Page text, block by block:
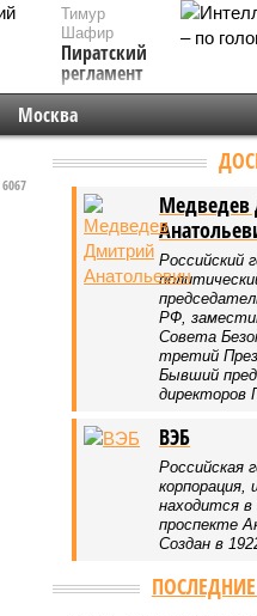
Тимур
Шафир
Пиратский
регламент
Москва
6067
Российский
РФ,
Совета
третий
Бывший
директоров
ВЭБ
Российская
находится в
проспекте
Создан в